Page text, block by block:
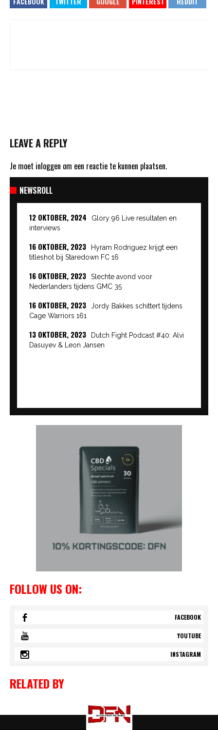
LEAVE A REPLY
Je moet inloggen om een reactie te kunnen plaatsen.
NEWSROLL
12 OKTOBER, 2024
Glory 96 Live resultaten en
interviews
16 OKTOBER, 2023
Hyram Rodriguez krijgt een
titleshot bij Staredown FC 16
16 OKTOBER, 2023
Slechte avond voor
Nederlanders tijdens GMC 35
16 OKTOBER, 2023
Jordy Bakkes schittert tijdens
Cage Warriors 161
13 OKTOBER, 2023
Dutch Fight Podcast #40: Alvi
Dasuyev & Leon Jansen
FOLLOW US ON:
FACEBOOK
YOUTUBE
INSTAGRAM
RELATED BY